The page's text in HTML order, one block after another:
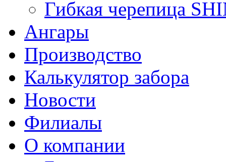
Гибкая черепица
Ангары
Производство
Калькулятор забора
Новости
Филиалы
О компании